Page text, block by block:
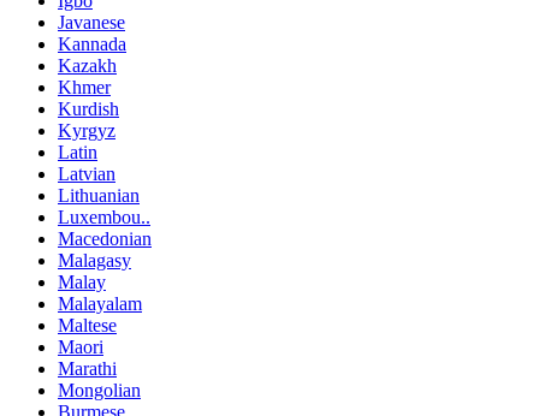
Javanese
Kannada
Kazakh
Khmer
Kurdish
Kyrgyz
Latin
Latvian
Lithuanian
Luxembou..
Macedonian
Malagasy
Malay
Malayalam
Maltese
Maori
Marathi
Mongolian